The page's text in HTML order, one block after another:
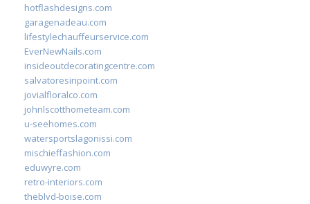
hotflashdesigns.com
garagenadeau.com
lifestylechauffeurservice.com
EverNewNails.com
insideoutdecoratingcentre.com
salvatoresinpoint.com
jovialfloralco.com
johnlscotthometeam.com
u-seehomes.com
watersportslagonissi.com
mischieffashion.com
eduwyre.com
retro-interiors.com
theblvd-boise.com